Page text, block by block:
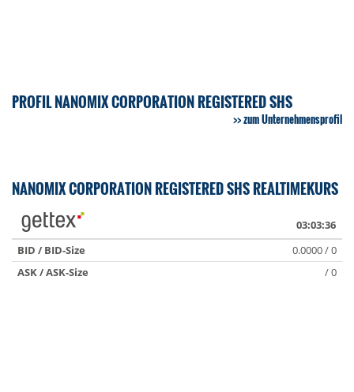
PROFIL NANOMIX CORPORATION REGISTERED SHS
zum Unternehmensprofil
NANOMIX CORPORATION REGISTERED SHS REALTIMEKURS
03:03:36
BID / BID-Size
0.0000 / 0
ASK / ASK-Size
/ 0